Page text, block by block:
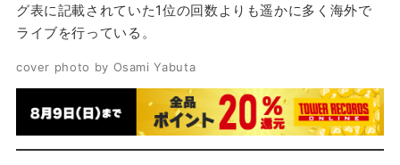
グ表に記載されていた1位の回数よりも遥かに多く海外で
ライブを行っている。
cover photo by Osami Yabuta